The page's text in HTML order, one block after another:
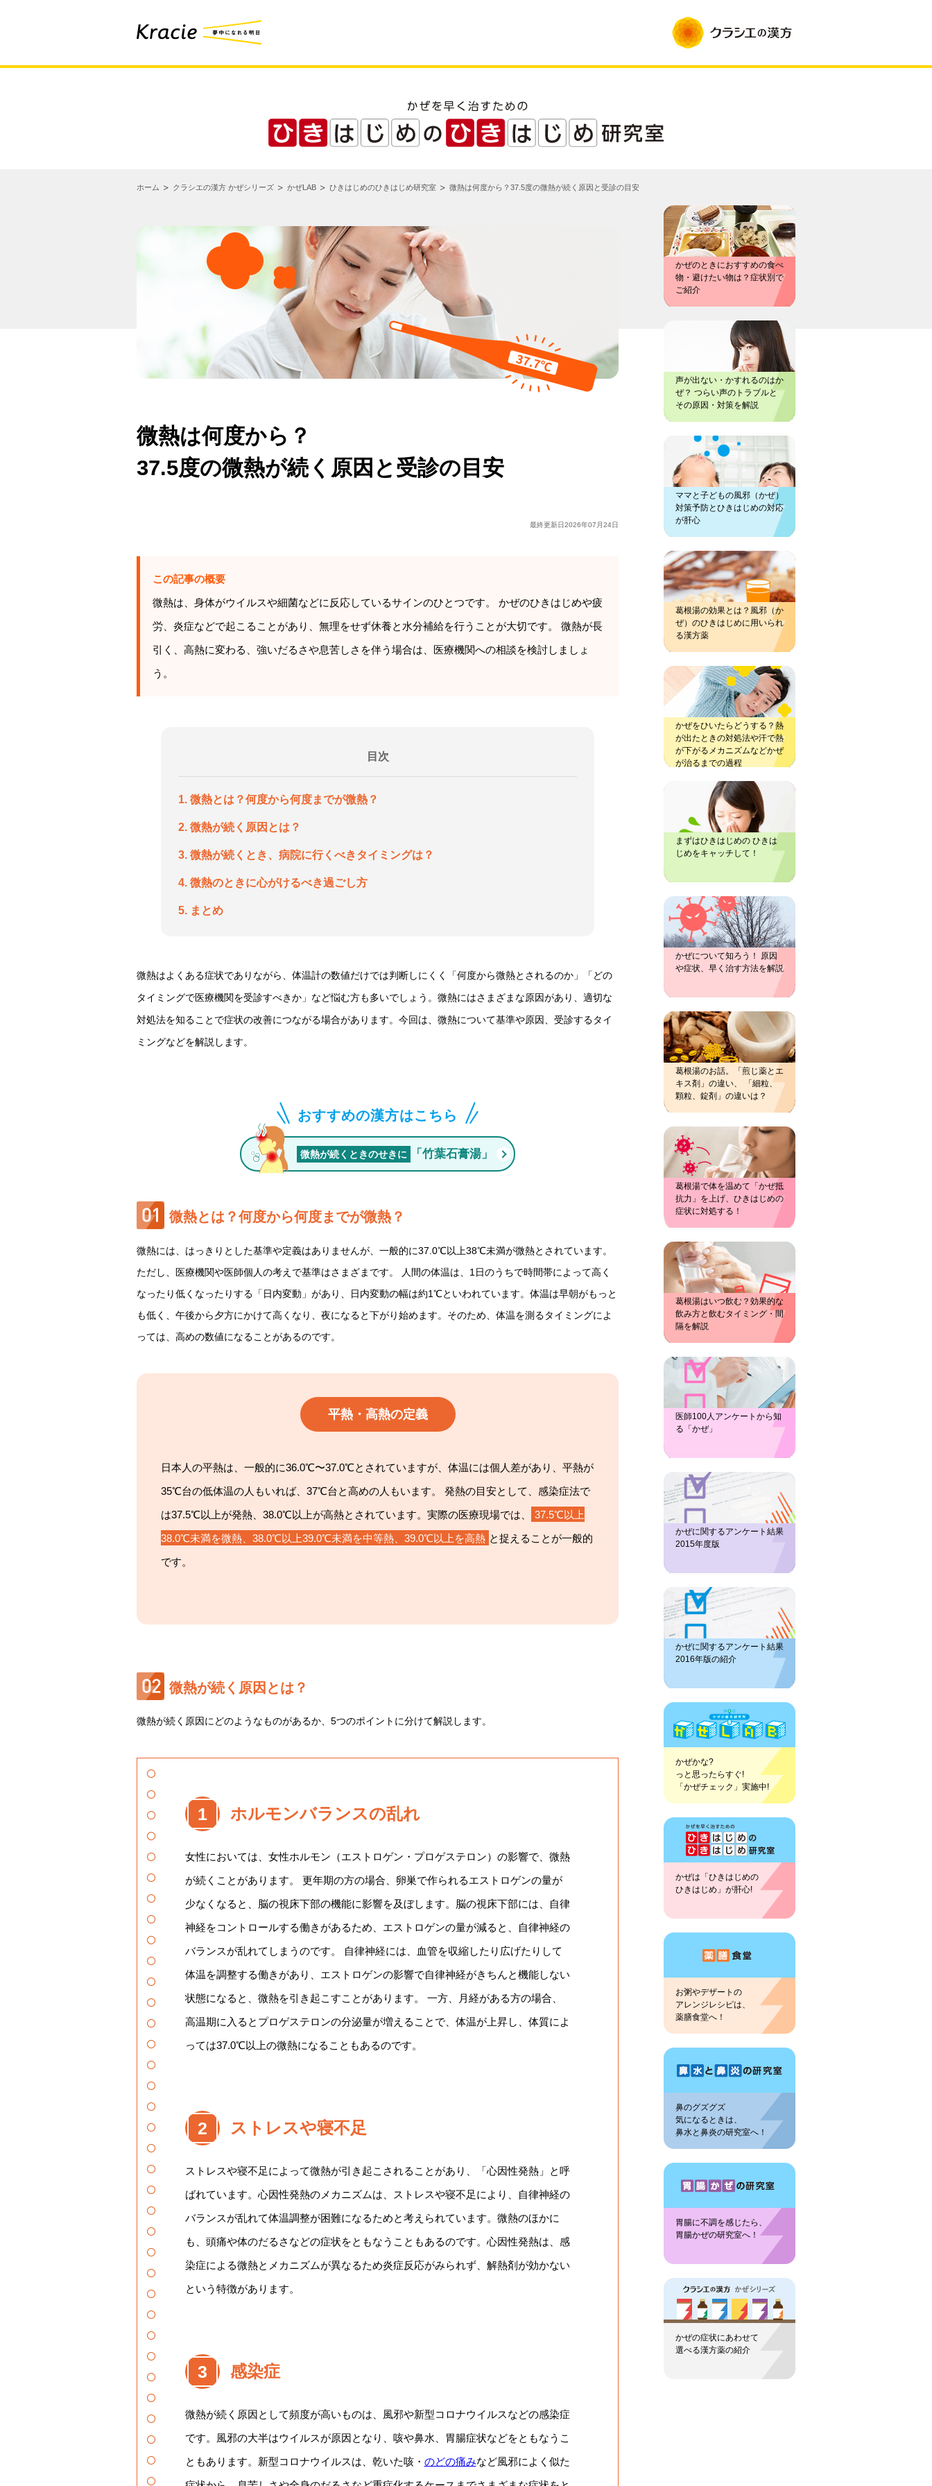
ホーム クラシエの漢方 かぜシリーズ かぜLAB ひきはじめのひきはじめ研究室 微熱は何度から？37.5度の微熱が続く原因と受診の目安
微熱は何度から？
37.5度の微熱が続く原因と受診の目安
最終更新日2026年07月24日
この記事の概要
微熱は、身体がウイルスや細菌などに反応しているサインのひとつです。 かぜのひきはじめや疲
労、炎症などで起こることがあり、無理をせず休養と水分補給を行うことが大切です。 微熱が長
引く、高熱に変わる、強いだるさや息苦しさを伴う場合は、医療機関への相談を検討しましょ
う。
目次
1. 微熱とは？何度から何度までが微熱？
2. 微熱が続く原因とは？
3. 微熱が続くとき、病院に行くべきタイミングは？
4. 微熱のときに心がけるべき過ごし方
5. まとめ
微熱はよくある症状でありながら、体温計の数値だけでは判断しにくく「何度から微熱とされるのか」「どの
タイミングで医療機関を受診すべきか」など悩む方も多いでしょう。微熱にはさまざまな原因があり、適切な
対処法を知ることで症状の改善につながる場合があります。今回は、微熱について基準や原因、受診するタイ
ミングなどを解説します。
おすすめの漢方はこちら
微熱が続くときのせきに 「竹葉石膏湯」
微熱とは？何度から何度までが微熱？
微熱には、はっきりとした基準や定義はありませんが、一般的に37.0℃以上38℃未満が微熱とされています。
ただし、医療機関や医師個人の考えで基準はさまざまです。 人間の体温は、1日のうちで時間帯によって高く
なったり低くなったりする「日内変動」があり、日内変動の幅は約1℃といわれています。体温は早朝がもっと
も低く、午後から夕方にかけて高くなり、夜になると下がり始めます。そのため、体温を測るタイミングによ
っては、高めの数値になることがあるのです。
平熱・高熱の定義
日本人の平熱は、一般的に36.0℃〜37.0℃とされていますが、体温には個人差があり、平熱が
35℃台の低体温の人もいれば、37℃台と高めの人もいます。 発熱の目安として、感染症法で
は37.5℃以上が発熱、38.0℃以上が高熱とされています。実際の医療現場では、
37.5℃以上
38.0℃未満を微熱、38.0℃以上39.0℃未満を中等熱、39.0℃以上を高熱 と捉えることが一般的
です。
微熱が続く原因とは？
微熱が続く原因にどのようなものがあるか、5つのポイントに分けて解説します。
1 ホルモンバランスの乱れ
女性においては、女性ホルモン（エストロゲン・プロゲステロン）の影響で、微熱
が続くことがあります。 更年期の方の場合、卵巣で作られるエストロゲンの量が
少なくなると、脳の視床下部の機能に影響を及ぼします。脳の視床下部には、自律
神経をコントロールする働きがあるため、エストロゲンの量が減ると、自律神経の
バランスが乱れてしまうのです。 自律神経には、血管を収縮したり広げたりして
体温を調整する働きがあり、エストロゲンの影響で自律神経がきちんと機能しない
状態になると、微熱を引き起こすことがあります。 一方、月経がある方の場合、
高温期に入るとプロゲステロンの分泌量が増えることで、体温が上昇し、体質によ
っては37.0℃以上の微熱になることもあるのです。
2 ストレスや寝不足
ストレスや寝不足によって微熱が引き起こされることがあり、「心因性発熱」と呼
ばれています。心因性発熱のメカニズムは、ストレスや寝不足により、自律神経の
バランスが乱れて体温調整が困難になるためと考えられています。微熱のほかに
も、頭痛や体のだるさなどの症状をともなうこともあるのです。心因性発熱は、感
染症による微熱とメカニズムが異なるため炎症反応がみられず、解熱剤が効かない
という特徴があります。
3 感染症
微熱が続く原因として頻度が高いものは、風邪や新型コロナウイルスなどの感染症
です。風邪の大半はウイルスが原因となり、咳や鼻水、胃腸症状などをともなうこ
ともあります。新型コロナウイルスは、乾いた咳・ のどの痛みなど風邪によく似た
かぜのときにおすすめの食べ
物・避けたい物は？症状別で
ご紹介
声が出ない・かすれるのはか
ぜ？ つらい声のトラブルと
その原因・対策を解説
ママと子どもの風邪（かぜ）
対策予防とひきはじめの対応
が肝心
葛根湯の効果とは？風邪（か
ぜ）のひきはじめに用いられ
る漢方薬
かぜをひいたらどうする？熱
が出たときの対処法や汗で熱
が下がるメカニズムなどかぜ
が治るまでの過程
まずはひきはじめの ひきは
じめをキャッチして！
かぜについて知ろう！ 原因
や症状、早く治す方法を解説
葛根湯のお話。「煎じ薬とエ
キス剤」の違い、 「細粒、
顆粒、錠剤」の違いは？
葛根湯で体を温めて「かぜ抵
抗力」を上げ、ひきはじめの
症状に対処する！
葛根湯はいつ飲む？効果的な
飲み方と飲むタイミング・間
隔を解説
医師100人アンケートから知
る「かぜ」
かぜに関するアンケート結果
2015年度版
かぜに関するアンケート結果
2016年版の紹介
かぜかな?
っと思ったらすぐ!
「かぜチェック」実施中!
かぜは「ひきはじめの
ひきはじめ」が肝心!
お粥やデザートの
アレンジレシピは、
薬膳食堂へ！
鼻のグズグズ
気になるときは、
鼻水と鼻炎の研究室へ！
胃腸に不調を感じたら、
胃腸かぜの研究室へ！
かぜの症状にあわせて
選べる漢方薬の紹介